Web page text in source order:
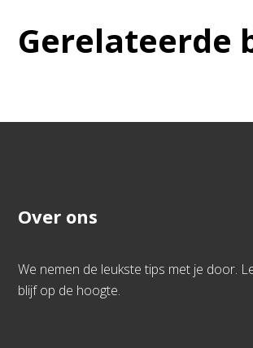
Gerelateerde
Over ons
We nemen de leukste tips met je door.
blijf op de hoogte.